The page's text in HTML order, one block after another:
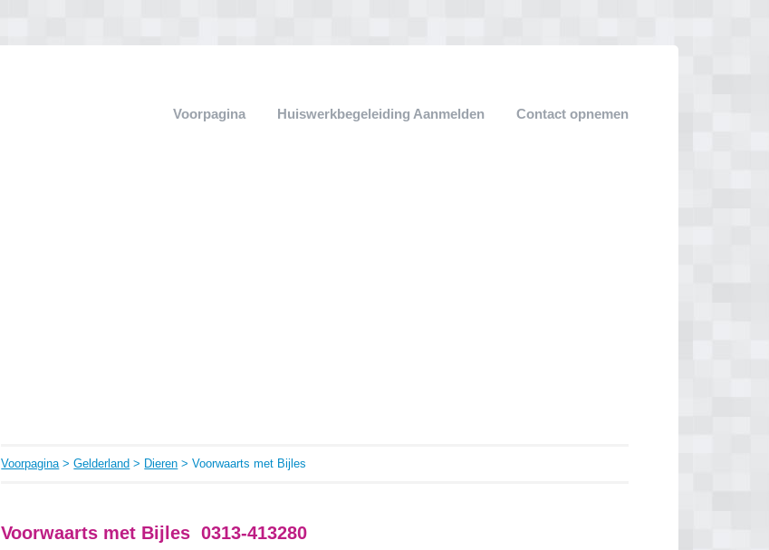
Voorpagina Huiswerkbegeleiding Aanmelden Contact opnemen
Voorpagina>Gelderland > Dieren > Voorwaarts met Bijles
Voorwaarts met Bijles 0313-413280